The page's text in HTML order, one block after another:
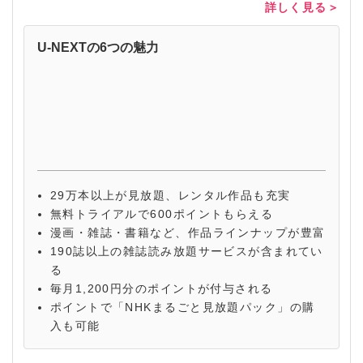
詳しく見る＞
U-NEXTの6つの魅力
29万本以上が見放題、レンタル作品も充実
無料トライアルで600ポイントもらえる
漫画・雑誌・書籍など、作品ラインナップが豊富
190誌以上の雑誌読み放題サービスが含まれてい
る
毎月1,200円分のポイントが付与される
ポイントで「NHKまるごと見放題パック」の購
入も可能